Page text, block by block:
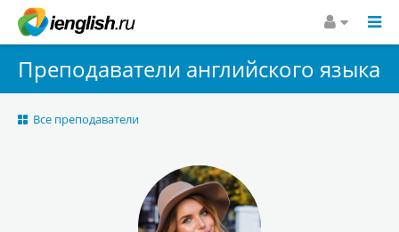
Преподаватели английского языка
Все преподаватели